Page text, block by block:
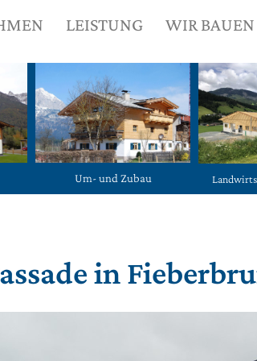
LEISTUNG WIR BAUEN
Um- und Zubau
in